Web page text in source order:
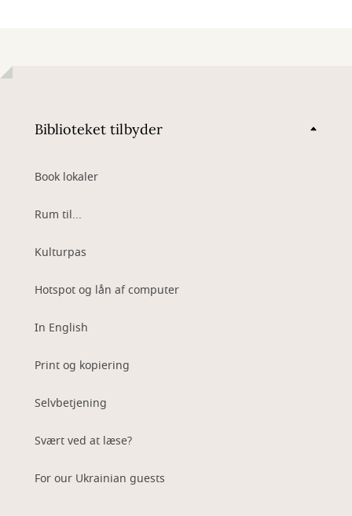
Biblioteket tilbyder
Book lokaler
Rum til...
Kulturpas
Hotspot og lån af computer
In English
Print og kopiering
Selvbetjening
Svært ved at læse?
For our Ukrainian guests